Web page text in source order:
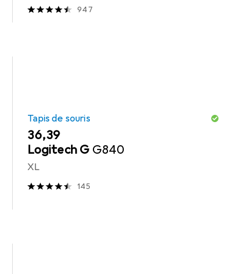
947
Tapis de souris
EUR
36,39
Logitech G G840
XL
145